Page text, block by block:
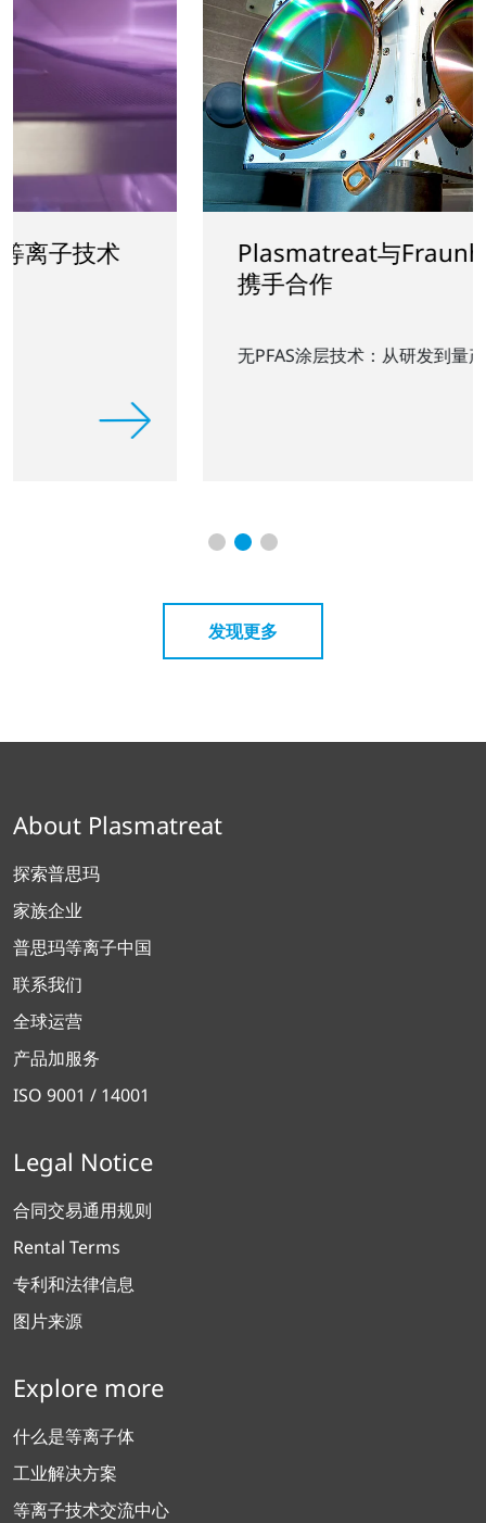
Plasmatreat与Fraunhofer IFAM
无PFAS涂层技术：从研发到量产的快速落地
发现更多
About Plasmatreat
探索普思玛
家族企业
普思玛等离子中国
联系我们
全球运营
产品加服务
ISO 9001 / 14001
Legal Notice
合同交易通用规则
Rental Terms
专利和法律信息
图片来源
Explore more
什么是等离子体
工业解决方案
等离子技术交流中心